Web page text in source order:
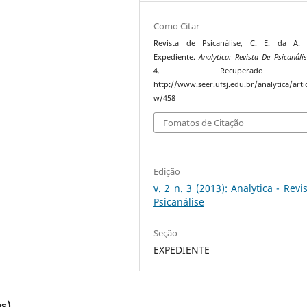
Como Citar
Revista de Psicanálise, C. E. da A.
Expediente.Analytica: Revista De
4. Recuperado
http://www.seer.ufsj.edu.br/analytica/
w/458
Fomatos de Citação
Edição
v. 2 n. 3 (2013): Analytica -
Psicanálise
Seção
EXPEDIENTE